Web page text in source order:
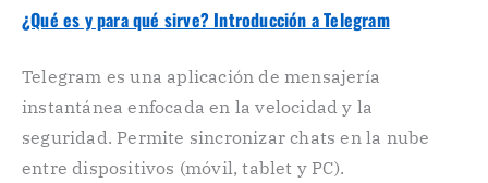
¿Qué es y para qué sirve? Introducción a Telegram
Telegram es una aplicación de mensajería
instantánea enfocada en la velocidad y la
seguridad. Permite sincronizar chats en la nube
entre dispositivos (móvil, tablet y PC).